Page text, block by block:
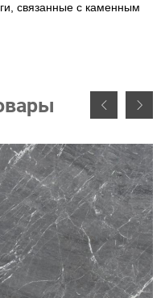
связанные с каменным